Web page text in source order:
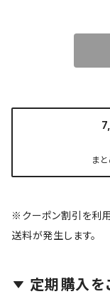
ま
※クーポン割引を利
送料が発生します。
定期購入を